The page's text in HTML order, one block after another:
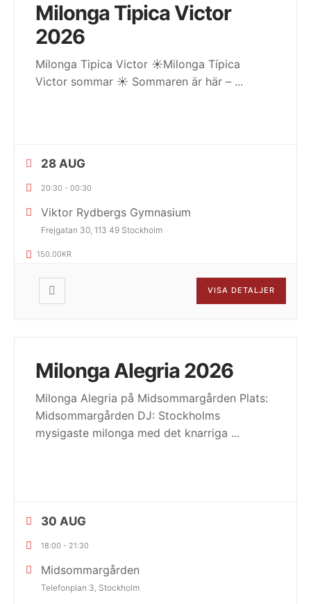
Milonga Tipica Victor
2026
Milonga Tipica Victor ☀️Milonga Típica
Victor sommar ☀️ Sommaren är här – ...
28 AUG
20:30 - 00:30
Viktor Rydbergs Gymnasium
Frejgatan 30, 113 49 Stockholm
150.00KR
VISA DETALJER
Milonga Alegria 2026
Milonga Alegria på Midsommargården Plats:
Midsommargården DJ: Stockholms
mysigaste milonga med det knarriga ...
30 AUG
18:00 - 21:30
Midsommargården
Telefonplan 3, Stockholm